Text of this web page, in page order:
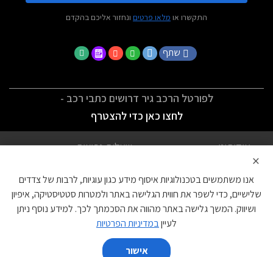
התקשרו או מלאו פרטים ונחזור אליכם בהקדם
שתף
לפורטל הרכב גיר דרושים כתבי רכב -
לחצו כאן כדי להצטרף
אודותינו
שאלות נפוצות
הצהרת נגישות
צור קשר
עוגיות
×
אנו משתמשים בטכנולוגיות איסוף מידע כגון עוגיות, לרבות של צדדים
שלישיים, כדי לשפר את חווית הגלישה באתר ולמטרות סטטיסטיקה, איפיון
ושיווק. המשך גלישה באתר מהווה את הסכמתך לכך. למידע נוסף ניתן
לעייןבמדיניות הפרטיות
אישור